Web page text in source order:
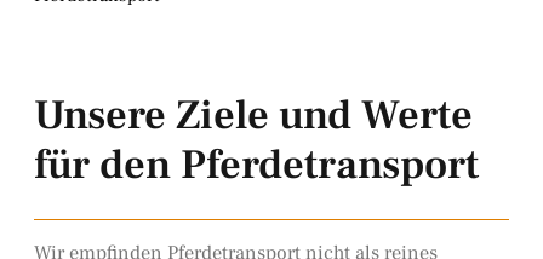
Unsere Ziele und Werte
für den Pferdetransport
Wir empfinden Pferdetransport nicht als reines